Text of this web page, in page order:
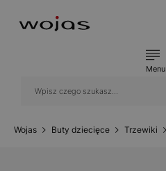
Menu
Wojas Buty dziecięce Trzewiki